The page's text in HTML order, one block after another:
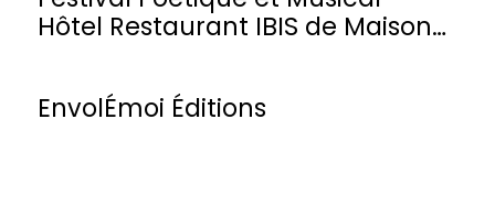
Hôtel Restaurant IBIS de Maisons-
EnvolÉmoi Éditions